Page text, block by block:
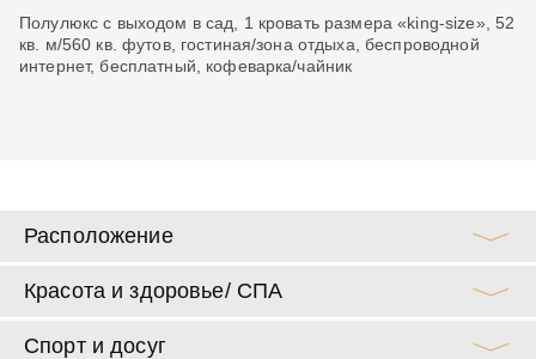
Полулюкс с выходом в сад, 1 кровать размера «king-size», 52
кв. м/560 кв. футов, гостиная/зона отдыха, беспроводной
интернет, бесплатный, кофеварка/чайник
Расположение
Красота и здоровье/ СПА
Спорт и досуг